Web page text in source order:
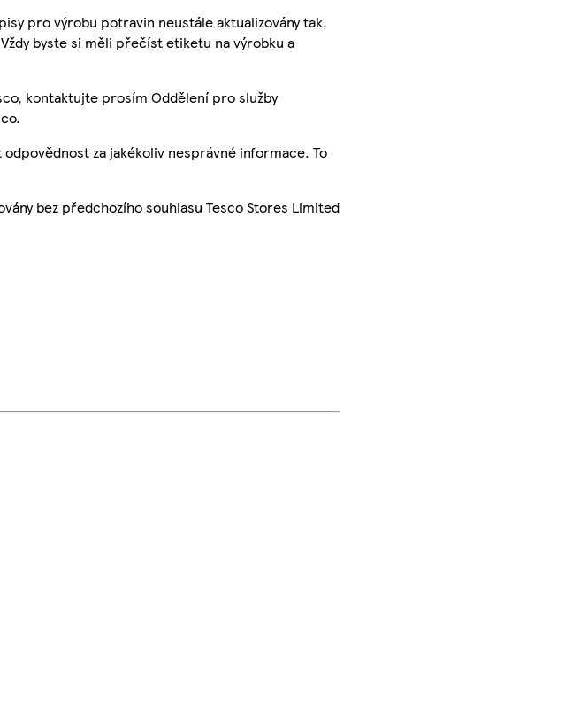
pro výrobu potravin neustále aktualizovány tak,
byste si měli přečíst etiketu na výrobku a
kontaktujte prosím Oddělení pro služby
za jakékoliv nesprávné informace. To
bez předchozího souhlasu Tesco Stores Limited